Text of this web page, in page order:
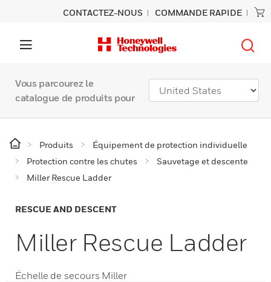
CONTACTEZ-NOUS COMMANDE RAPIDE
Vous parcourez le
catalogue de produits pour
Produits
Équipement de protection individuelle
Protection contre les chutes
Sauvetage et descente
Miller Rescue Ladder
RESCUE AND DESCENT
Miller Rescue Ladder
Échelle de secours Miller